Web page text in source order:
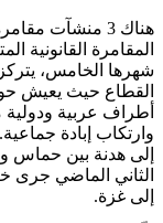
المقامرة القانونية
شهرها الخامس،
أطراف عربية ودولية
وارتكاب إبادة
إلى هدنة بين حماس
الثاني الماضي جرى
إلى غزة.